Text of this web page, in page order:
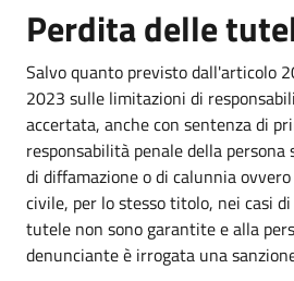
Perdita delle
Salvo quanto previsto dall'articolo
2023 sulle limitazioni di
accertata, anche con sentenza di
responsabilità penale della
di diffamazione o di calunnia
civile, per lo stesso titolo, nei casi
tutele non sono garantite e alla
denunciante è irrogata una